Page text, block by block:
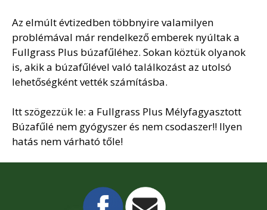
Az elmúlt évtizedben többnyire valamilyen
problémával már rendelkező emberek nyúltak a
Fullgrass Plus búzafűléhez. Sokan köztük olyanok
is, akik a búzafűlével való találkozást az utolsó
lehetőségként vették számításba.
Itt szögezzük le: a Fullgrass Plus Mélyfagyasztott
Búzafűlé nem gyógyszer és nem csodaszer!! Ilyen
hatás nem várható tőle!